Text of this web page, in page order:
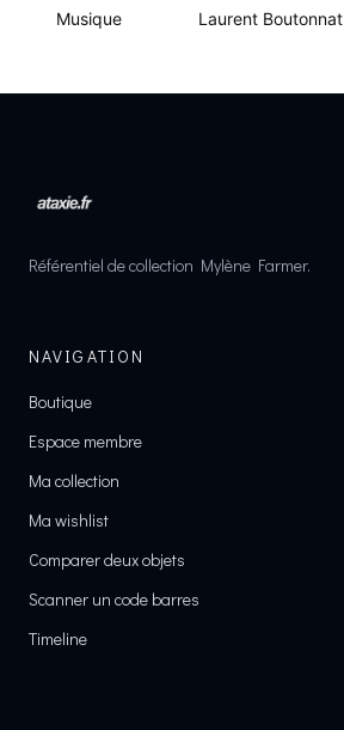
Musique Laurent Boutonnat
Référentiel de collection Mylène Farmer.
NAVIGATION
Boutique
Espace membre
Ma collection
Ma wishlist
Comparer deux objets
Scanner un code barres
Timeline